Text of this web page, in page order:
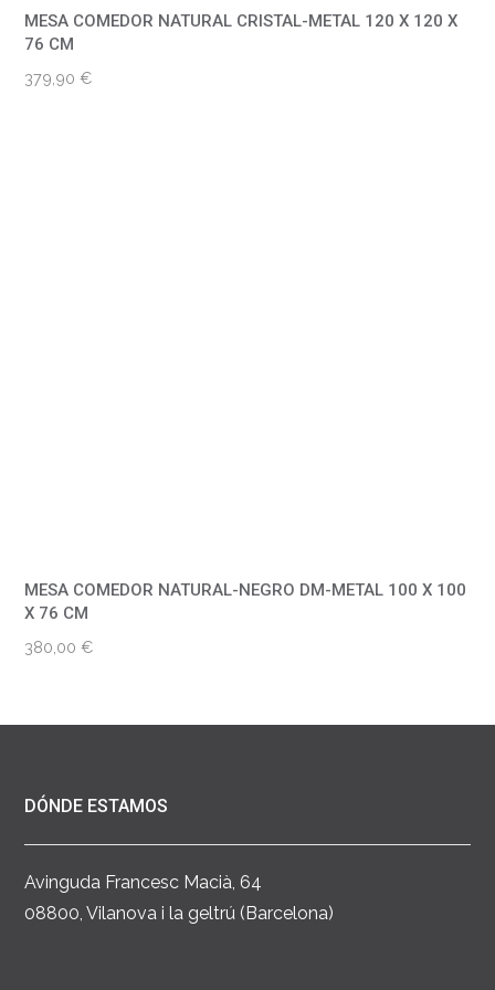
MESA COMEDOR NATURAL CRISTAL-METAL 120 X 120 X
76 CM
379,90€
MESA COMEDOR NATURAL-NEGRO DM-METAL 100 X 100
X 76 CM
380,00€
DÓNDE ESTAMOS
Avinguda Francesc Macià, 64
08800, Vilanova i la geltrú (Barcelona)